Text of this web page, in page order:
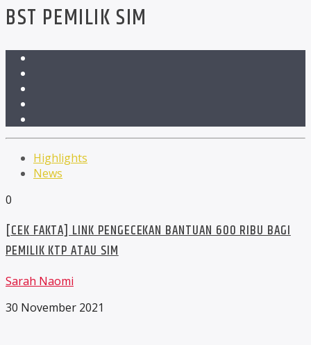
BST PEMILIK SIM
Highlights
News
0
[CEK FAKTA] LINK PENGECEKAN BANTUAN 600 RIBU BAGI
PEMILIK KTP ATAU SIM
Sarah Naomi
30 November 2021